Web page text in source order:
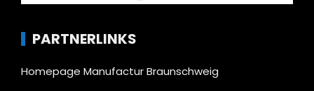
PARTNERLINKS
Homepage Manufactur Braunschweig